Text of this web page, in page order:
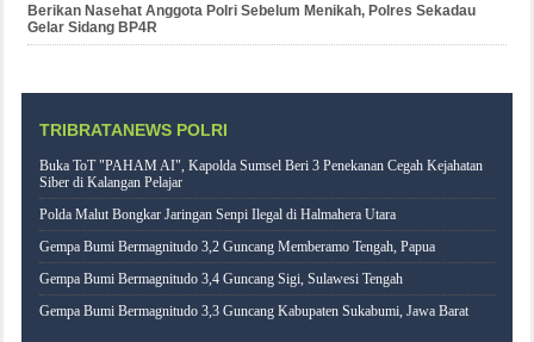
Berikan Nasehat Anggota Polri Sebelum Menikah, Polres Sekadau
Gelar Sidang BP4R
TRIBRATANEWS POLRI
Buka ToT "PAHAM AI", Kapolda Sumsel Beri 3 Penekanan Cegah Kejahatan
Siber di Kalangan Pelajar
Polda Malut Bongkar Jaringan Senpi Ilegal di Halmahera Utara
Gempa Bumi Bermagnitudo 3,2 Guncang Memberamo Tengah, Papua
Gempa Bumi Bermagnitudo 3,4 Guncang Sigi, Sulawesi Tengah
Gempa Bumi Bermagnitudo 3,3 Guncang Kabupaten Sukabumi, Jawa Barat